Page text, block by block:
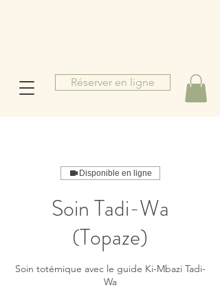
Réserver en ligne
M
b
ou
Disponible en ligne
Soin Tadi-Wa
(Topaze)
Soin totémique avec le guide Ki-Mbazi Tadi-
Wa